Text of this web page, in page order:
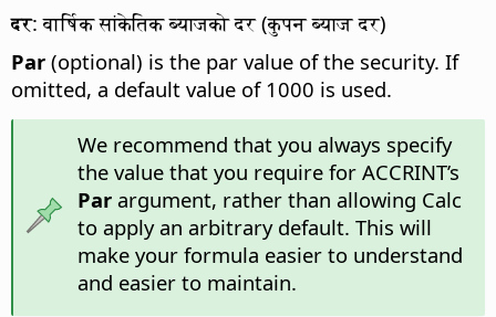
दर: वार्षिक सांकेतिक ब्याजको दर (कुपन ब्याज दर)
Par (optional) is the par value of the security. If
omitted, a default value of 1000 is used.
We recommend that you always specify
the value that you require for ACCRINT’s
Parargument, rather than allowing Calc
to apply an arbitrary default. This will
make your formula easier to understand
and easier to maintain.